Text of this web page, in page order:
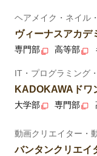
ヘアメイク・ネイル
ヴィーナスアカデ
専門部 高等部
IT・プログラミング
KADOKAWAドワ
大学部 専門部
動画クリエイター・
バンタンクリエイ